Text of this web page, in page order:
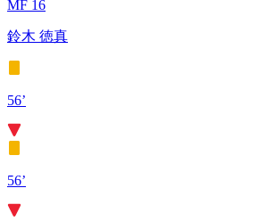
MF 16
鈴木 徳真
56’
56’